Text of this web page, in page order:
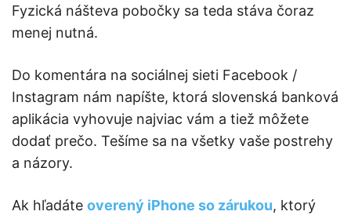
Fyzická nášteva pobočky sa teda stáva čoraz
menej nutná.
Do komentára na sociálnej sieti Facebook /
Instagram nám napíšte, ktorá slovenská banková
aplikácia vyhovuje najviac vám a tiež môžete
dodať prečo. Tešíme sa na všetky vaše postrehy
a názory.
Ak hľadáte overený iPhone so zárukou, ktorý